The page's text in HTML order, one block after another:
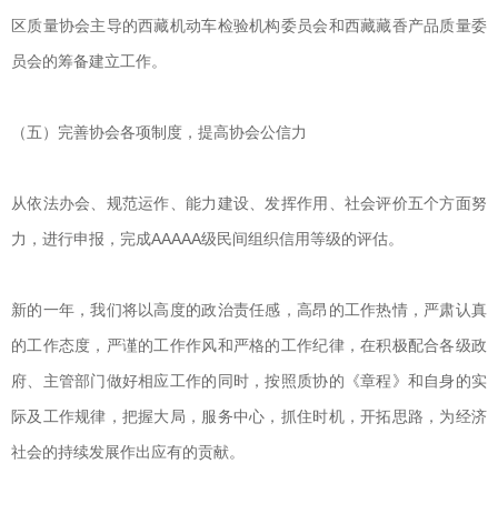
区质量协会主导的西藏机动车检验机构委员会和西藏藏香产品质量委
员会的筹备建立工作。
（五）完善协会各项制度，提高协会公信力
从依法办会、规范运作、能力建设、发挥作用、社会评价五个方面努
力，进行申报，完成AAAAA级民间组织信用等级的评估。
新的一年，我们将以高度的政治责任感，高昂的工作热情，严肃认真
的工作态度，严谨的工作作风和严格的工作纪律，在积极配合各级政
府、主管部门做好相应工作的同时，按照质协的《章程》和自身的实
际及工作规律，把握大局，服务中心，抓住时机，开拓思路，为经济
社会的持续发展作出应有的贡献。